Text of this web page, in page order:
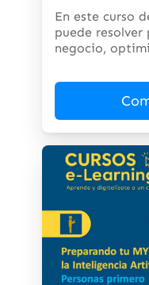
En este curso
puede resolver
negocio,